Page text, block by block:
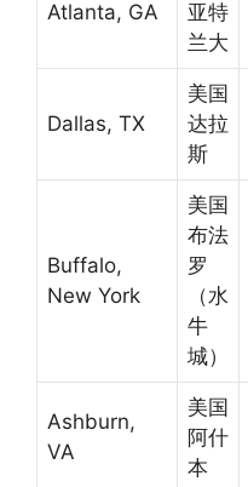
Atlanta, GA
亚特
兰大
Dallas, TX
美国
达拉
斯
Buffalo,
New York
美国
布法
罗
（水
牛
城）
Ashburn,
VA
美国
阿什
本